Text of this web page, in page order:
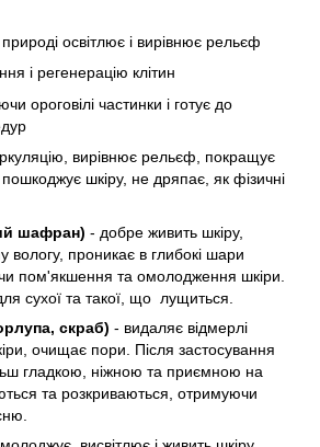
освітлює і вирівнює рельєф
і регенерацію клітин
ороговілі частинки і готує до
вирівнює рельєф, покращує
шкіру, не дряпає, як фізичні
шафран) - добре живить шкіру,
вологу, проникає в глибокі шари
пом'якшення та омолодження шкіри.
сухої та такої, що лущиться.
скраб) - видаляє відмерлі
очищає пори. Після застосування
гладкою, ніжною та приємною на
та розкриваються, отримуючи